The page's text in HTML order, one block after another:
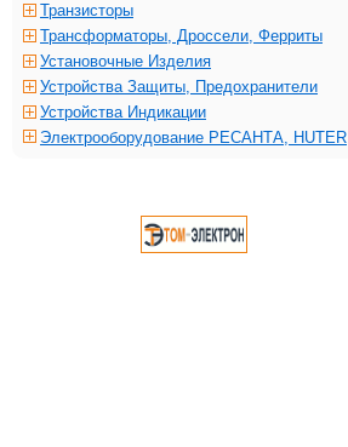
Транзисторы
Трансформаторы, Дроссели, Ферриты
Установочные Изделия
Устройства Защиты, Предохранители
Устройства Индикации
Электрооборудование РЕСАНТА, HUTER